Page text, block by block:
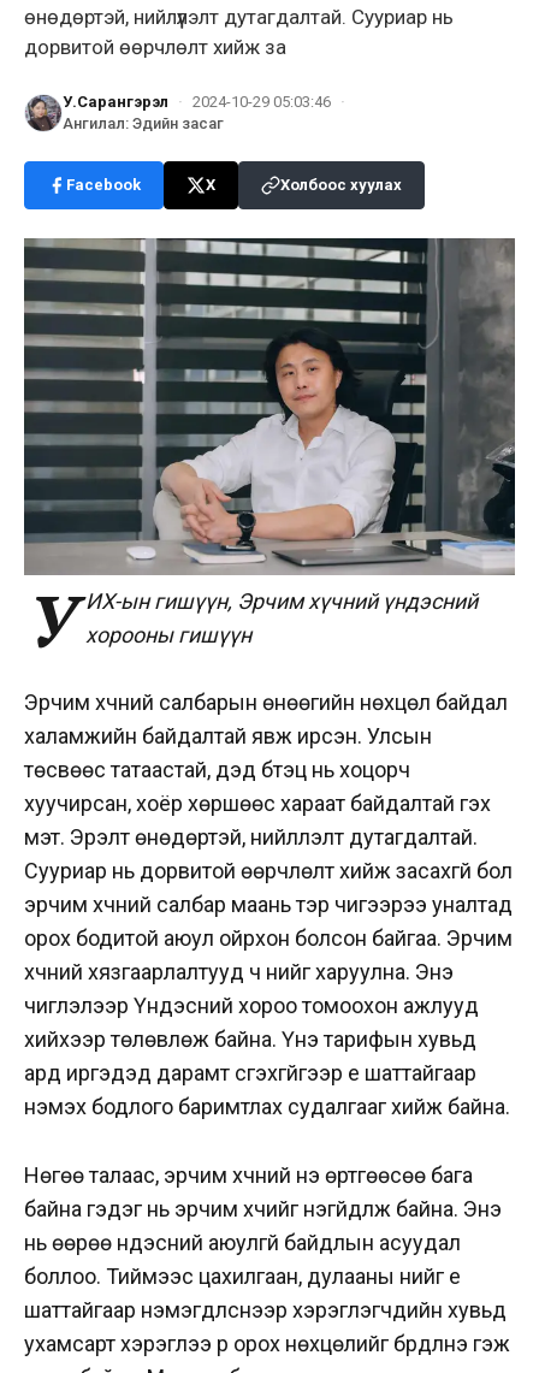
өнөдөртэй, нийлүүлэлт дутагдалтай. Сууриар нь
дорвитой өөрчлөлт хийж за
У.Сарангэрэл · 2024-10-29 05:03:46 ·
Ангилал: Эдийн засаг
Facebook X Холбоос хуулах
У ИХ-ын гишүүн, Эрчим хүчний үндэсний
хорооны гишүүн
Эрчим хүчний салбарын өнөөгийн нөхцөл байдал
халамжийн байдалтай явж ирсэн. Улсын
төсвөөс татаастай, дэд бүтэц нь хоцорч
хуучирсан, хоёр хөршөөс хараат байдалтай гэх
мэт. Эрэлт өнөдөртэй, нийлүүлэлт дутагдалтай.
Сууриар нь дорвитой өөрчлөлт хийж засахгүй бол
эрчим хүчний салбар маань тэр чигээрээ уналтад
орох бодитой аюул ойрхон болсон байгаа. Эрчим
хүчний хязгаарлалтууд ч үүнийг харуулна. Энэ
чиглэлээр Үндэсний хороо томоохон ажлууд
хийхээр төлөвлөж байна. Үнэ тарифын хувьд
ард иргэдэд дарамт үүсгэхгүйгээр үе шаттайгаар
нэмэх бодлого баримтлах судалгааг хийж байна.
Нөгөө талаас, эрчим хүчний үнэ өртгөөсөө бага
байна гэдэг нь эрчим хүчийг үнэгүйдүүлж байна. Энэ
нь өөрөө үндэсний аюулгүй байдлын асуудал
боллоо. Тиймээс цахилгаан, дулааны үнийг үе
шаттайгаар нэмэгдүүлснээр хэрэглэгчдийн хувьд
ухамсарт хэрэглээ рүү орох нөхцөлийг бүрдүүлнэ гэж